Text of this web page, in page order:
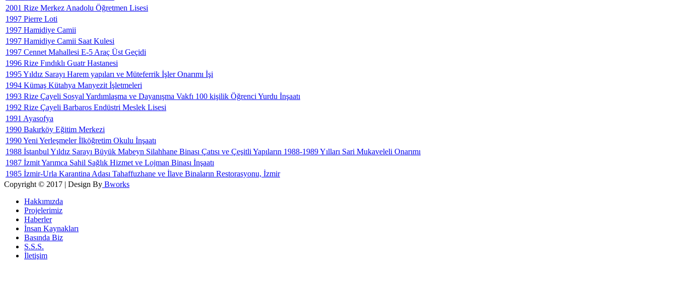
2001 Rize Merkez Anadolu Öğretmen Lisesi
1997 Pierre Loti
1997 Hamidiye Camii
1997 Hamidiye Camii Saat Kulesi
1997 Cennet Mahallesi E-5 Araç Üst Geçidi
1996 Rize Fındıklı Guatr Hastanesi
1995 Yıldız Sarayı Harem yapıları ve Müteferrik İşler Onarımı İşi
1994 Kümaş Kütahya Manyezit İşletmeleri
1993 Rize Çayeli Sosyal Yardımlaşma ve Dayanışma Vakfı 100 kişilik Öğrenci Yurdu İnşaatı
1992 Rize Çayeli Barbaros Endüstri Meslek Lisesi
1991 Ayasofya
1990 Bakırköy Eğitim Merkezi
1990 Yeni Yerleşmeler İlköğretim Okulu İnşaatı
1988 İstanbul Yıldız Sarayı Büyük Mabeyn Silahhane Binası Çatısı ve Çeşitli Yapıların 1988-1989 Yılları Sari Mukaveleli Onarımı
1987 İzmit Yarımca Sahil Sağlık Hizmet ve Lojman Binası İnşaatı
1985 İzmir-Urla Karantina Adası Tahaffuzhane ve İlave Binaların Restorasyonu, İzmir
Copyright © 2017 | Design By Bworks
Hakkımızda
Projelerimiz
Haberler
İnsan Kaynakları
Basında Biz
S.S.S.
İletişim